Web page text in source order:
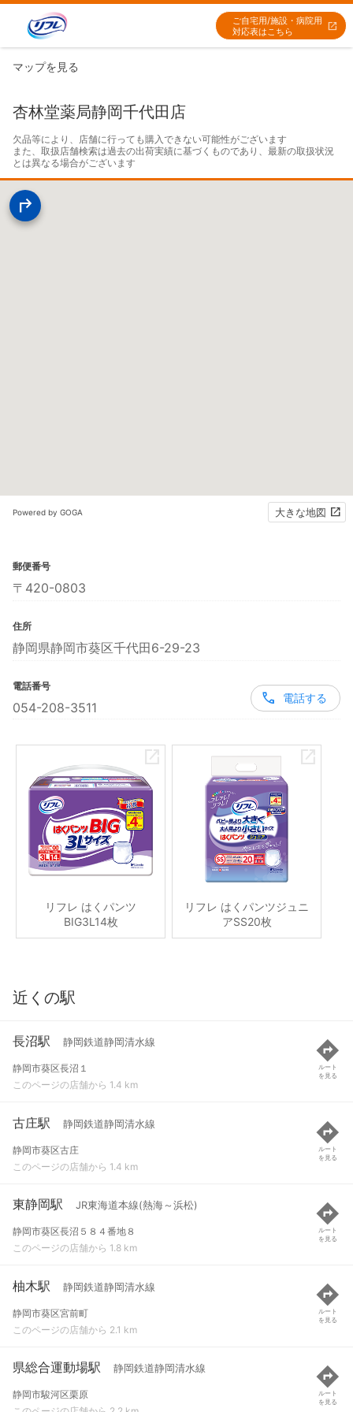
ご自宅用/施設・病院用
対応表はこちら
マップを見る
杏林堂薬局静岡千代田店
欠品等により、店舗に行っても購入できない可能性がございます
また、取扱店舗検索は過去の出荷実績に基づくものであり、最新の取扱状況
とは異なる場合がございます
Powered by GOGA 大きな地図
郵便番号
〒420-0803
住所
静岡県静岡市葵区千代田6-29-23
電話番号
054-208-3511
電話する
リフレ はくパンツ
BIG3L14枚
リフレ はくパンツジュニ
アSS20枚
近くの駅
長沼駅 静岡鉄道静岡清水線
静岡市葵区長沼１
このページの店舗から 1.4 km
ルート
を見る
古庄駅 静岡鉄道静岡清水線
静岡市葵区古庄
このページの店舗から 1.4 km
ルート
を見る
東静岡駅 JR東海道本線(熱海～浜松)
静岡市葵区長沼５８４番地８
このページの店舗から 1.8 km
ルート
を見る
柚木駅 静岡鉄道静岡清水線
静岡市葵区宮前町
このページの店舗から 2.1 km
ルート
を見る
県総合運動場駅 静岡鉄道静岡清水線
静岡市駿河区栗原
ルート
を見る